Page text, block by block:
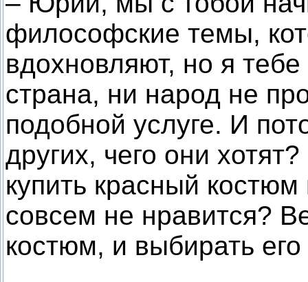
философские темы,
вдохновляют, но я
страна, ни народ не
подобной услуге. И
других, чего они
купить красный
совсем не нравится?
костюм, и выбирать